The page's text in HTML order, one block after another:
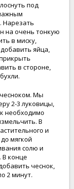
под
Нарезать
на очень тонкую
в миску,
яйца,
в стороне,
Мы
2-3 луковицы,
необходимо
В
и
мягкой
солю и
В конце
чеснок,
2 минут.